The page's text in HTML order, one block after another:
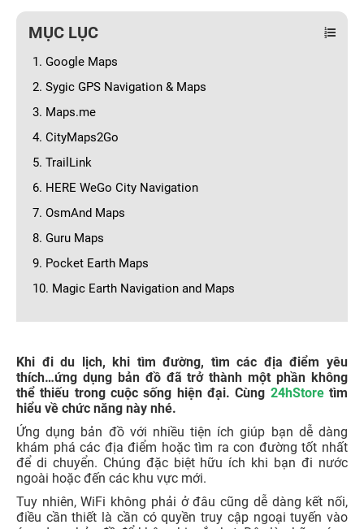
MỤC LỤC
1. Google Maps
2. Sygic GPS Navigation & Maps
3. Maps.me
4. CityMaps2Go
5. TrailLink
6. HERE WeGo City Navigation
7. OsmAnd Maps
8. Guru Maps
9. Pocket Earth Maps
10. Magic Earth Navigation and Maps
Khi đi du lịch, khi tìm đường, tìm các địa điểm yêu
thích…ứng dụng bản đồ đã trở thành một phần không
thể thiếu trong cuộc sống hiện đại. Cùng 24hStoretìm
hiểu về chức năng này nhé.
Ứng dụng bản đồ với nhiều tiện ích giúp bạn dễ dàng
khám phá các địa điểm hoặc tìm ra con đường tốt nhất
để di chuyển. Chúng đặc biệt hữu ích khi bạn đi nước
ngoài hoặc đến các khu vực mới.
Tuy nhiên, WiFi không phải ở đâu cũng dễ dàng kết nối,
điều cần thiết là cần có quyền truy cập ngoại tuyến vào